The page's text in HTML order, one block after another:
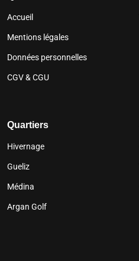
Accueil
Mentions légales
Données personnelles
CGV & CGU
Quartiers
Hivernage
Gueliz
Médina
Argan Golf